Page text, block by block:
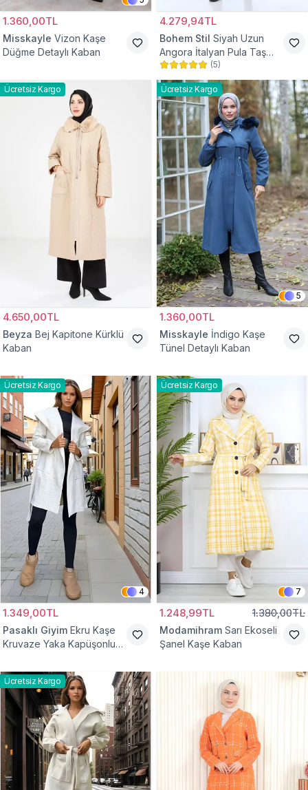
1.360,00TL
Misskayle Vizon Kaşe
Düğme Detaylı Kaban
4.279,94TL
Bohem Stil Siyah Uzun
Angora İtalyan Pula Taş
Detaylı Tesettür Kaban
(5)
Ücretsiz Kargo
4.650,00TL
Beyza Bej Kapitone Kürklü
Kaban
Ücretsiz Kargo
5
1.360,00TL
Misskayle İndigo Kaşe
Tünel Detaylı Kaban
Ücretsiz Kargo
4
1.349,00TL
Pasaklı Giyim Ekru Kaşe
Kruvaze Yaka Kapüşonlu
Ücretsiz Kargo
7
1.248,99TL 1.380,00TL
Modamihram Sarı Ekoseli
Şanel Kaşe Kaban
Ücretsiz Kargo